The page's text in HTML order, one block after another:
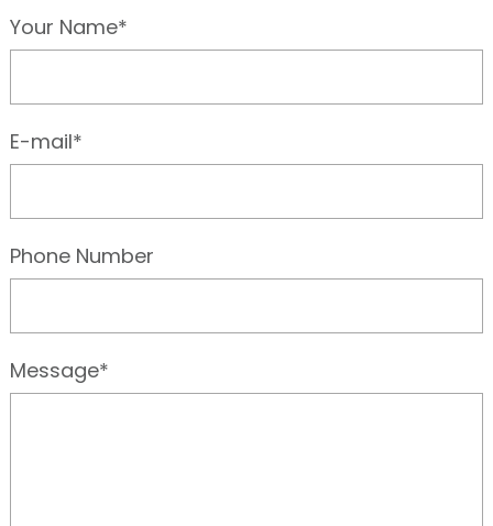
Your Name*
E-mail*
Phone Number
Message*